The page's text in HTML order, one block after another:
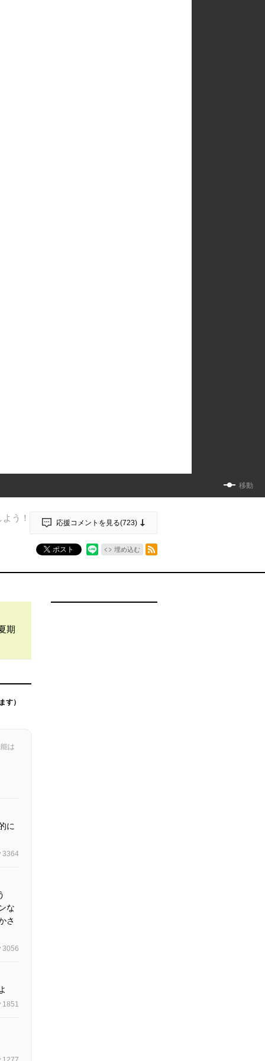
移動
う！ 応援コメントを見る(723)
ポスト 埋め込む
期
す）
は
に
3364
な
さ
3056
1851